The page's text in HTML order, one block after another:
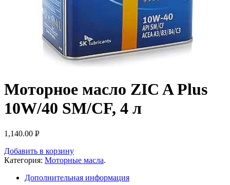
Моторное масло ZIC A Plus
10W/40 SM/CF, 4 л
1,140.00 Р
Добавить в корзину
Категория: Моторные масла.
Дополнительная информация